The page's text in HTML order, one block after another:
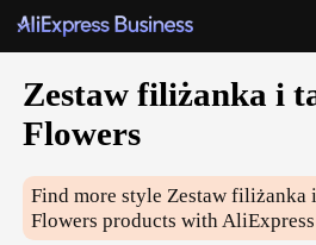
Zestaw filiżanka i
Flowers
Find more styleZestaw filiżanka
Flowers products with